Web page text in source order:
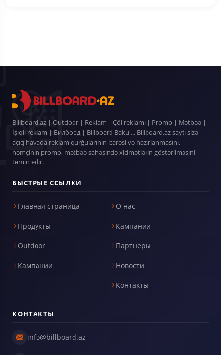
Billboard.az | Outdoor | Reklam | Çöl reklamı | Promo | Mətbəə |
İşıqlı reklam | Билборд | Billboard Baku ... Billboard.az saytı sizə
açıq havada reklam qurğularının icarəsi və hazırlanmasını,
həmçinin promo, mətbəə sahəsində xidmətlərin göstərilməsini
təmin edir.
БЫСТРЫЕ ССЫЛКИ
Главная страница
Продукты
Outdoor
Кампании
О нас
Кампании
Партнеры
Новости
Контакты
КОНТАКТЫ
info@billboard.az